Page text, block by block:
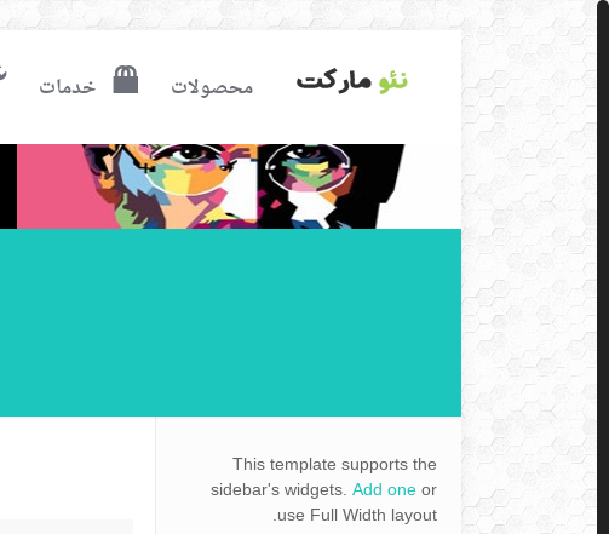
محصولات خدمات
This template supports the
sidebar's widgets.Add oneor
use Full Width layout.